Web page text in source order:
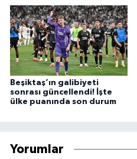
Beşiktaş’ın galibiyeti
sonrası güncellendi! İşte
ülke puanında son durum
Yorumlar